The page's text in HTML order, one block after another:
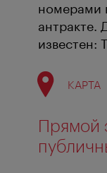
номерами
антракте.
известен:
КАРТА
Прямой